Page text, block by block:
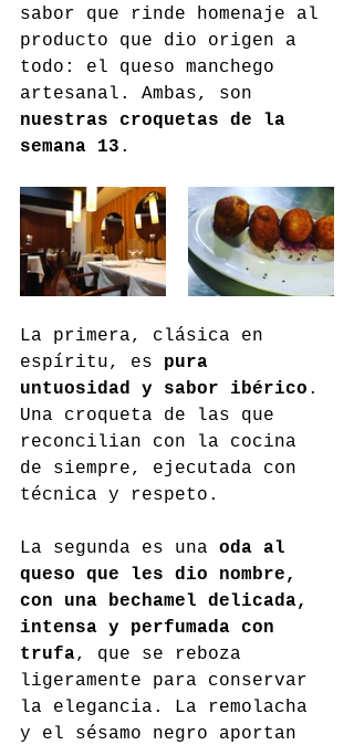
sabor que rinde homenaje al
producto que dio origen a
todo: el queso manchego
artesanal. Ambas, son
nuestras croquetas de la
semana 13 .
La primera, clásica en
espíritu, es pura
untuosidad y sabor ibérico .
Una croqueta de las que
reconcilian con la cocina
de siempre, ejecutada con
técnica y respeto.
La segunda es una oda al
queso que les dio nombre,
con una bechamel delicada,
intensa y perfumada con
trufa, que se reboza
ligeramente para conservar
la elegancia. La remolacha
y el sésamo negro aportan